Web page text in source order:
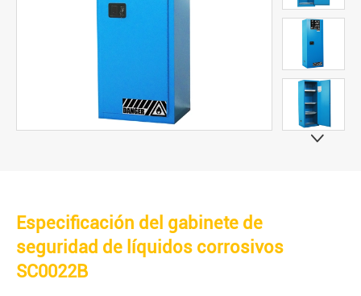

Especificación del gabinete de
seguridad de líquidos corrosivos
SC0022B